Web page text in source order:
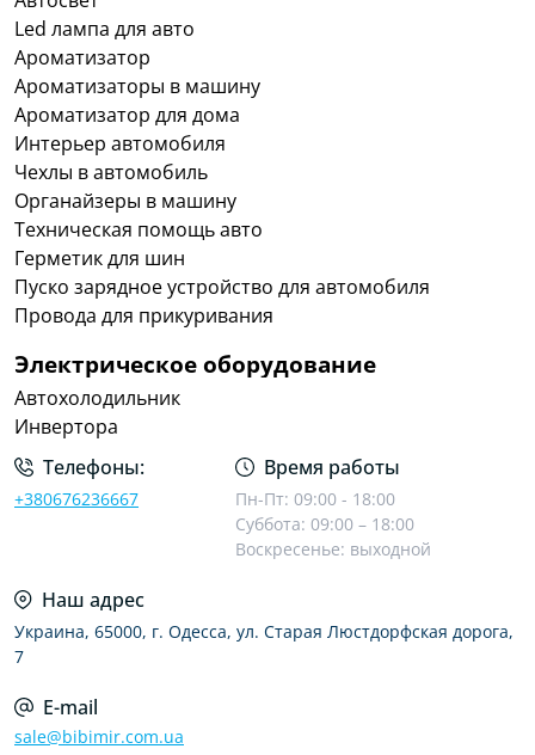
автомобилей, рассчитанному на длительную
непрерывную работу. Также востребовано
оборудование для мойки грузовых автомобилей,
способное эффективно справляться с очисткой
крупногабаритной техники. Грамотный подбор
комплектации позволяет повысить
производительность и сократить
эксплуатационные расходы.
Преимущества сотрудничества с
интернет-магазином BIBIMIR
отдельные товары, а комплексные решения для
эффективной организации процессов очистки
транспорта. В каталоге представлены
современные устройства известных
производителей, которые зарекомендовали себя
надежностью и стабильной работой.
широкий выбор оборудования и аксессуаров;
профессиональные консультации специалистов;
применения;
выгодные условия заказа;
Led лампа для авто
Ароматизатор
Ароматизаторы в машину
Ароматизатор для дома
Интерьер автомобиля
Чехлы в автомобиль
Органайзеры в машину
Техническая помощь авто
Герметик для шин
Пуско зарядное устройство для автомобиля
Провода для прикуривания
Электрическое оборудование
Автохолодильник
Инвертора
Телефоны:
+380676236667
Время работы
Пн-Пт: 09:00 - 18:00
Суббота: 09:00 – 18:00
Воскресенье: выходной
Наш адрес
Украина, 65000, г. Одесса, ул. Старая Люстдорфская дорога,
7
E-mail
sale@bibimir.com.ua